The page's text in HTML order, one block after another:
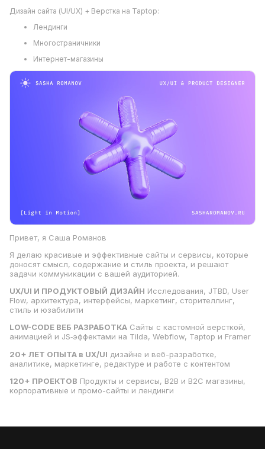
Дизайн сайта (UI/UX) + Верстка на Taptop:
Лендинги
Многостраничники
Интернет-магазины
Привет, я Саша Романов
Я делаю красивые и эффективные сайты и сервисы, которые
доносят смысл, содержание и стиль проекта, и решают
задачи коммуникации с вашей аудиторией.
UX/UI И ПРОДУКТОВЫЙ ДИЗАЙН Исследования, JTBD, User
Flow, архитектура, интерфейсы, маркетинг, сторителлинг,
стиль и юзабилити
LOW-CODE ВЕБ РАЗРАБОТКА Cайты с кастомной версткой,
анимацией и JS‑эффектами на Tilda, Webflow, Taptop и Framer
20+ ЛЕТ ОПЫТА в UX/UI дизайне и веб-разработке,
аналитике, маркетинге, редактуре и работе с контентом
120+ ПРОЕКТОВ Продукты и сервисы, B2B и B2C магазины,
корпоративные и промо-сайты и лендинги